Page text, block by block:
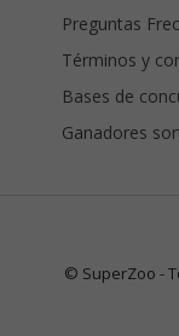
Preguntas
Términos y
Bases de
Ganadores
© SuperZoo -